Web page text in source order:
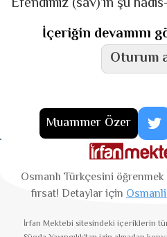
İçeriğin devamını
Oturum
Muammer Özer
Osmanlı Türkçesini
fırsat! Detaylar için
İrfan Mektebi sitesindeki içeriklerin